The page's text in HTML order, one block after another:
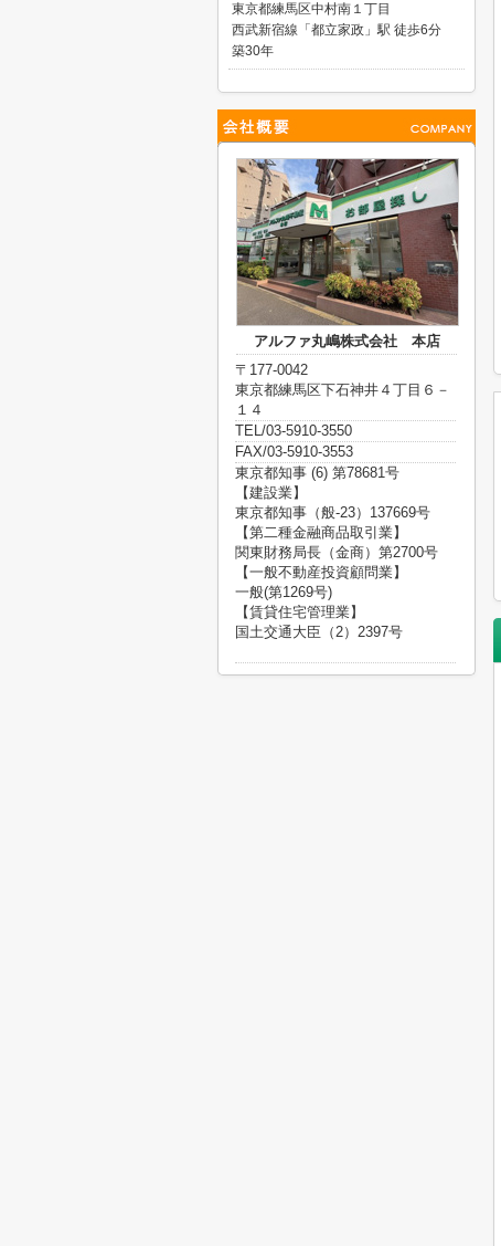
東京都練馬区中村南１丁目
西武新宿線「都立家政」駅 徒歩6分
築30年
アルファ丸嶋株式会社 本店
〒177-0042
東京都練馬区下石神井４丁目６－
１４
TEL/03-5910-3550
FAX/03-5910-3553
東京都知事 (6) 第78681号
【建設業】
東京都知事（般-23）137669号
【第二種金融商品取引業】
関東財務局長（金商）第2700号
【一般不動産投資顧問業】
一般(第1269号)
【賃貸住宅管理業】
国土交通大臣（2）2397号